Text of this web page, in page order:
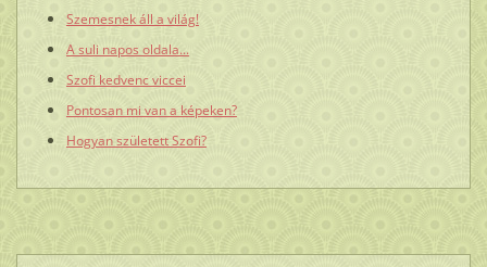
Szemesnek áll a világ!
A suli napos oldala...
Szofi kedvenc viccei
Pontosan mi van a képeken?
Hogyan született Szofi?